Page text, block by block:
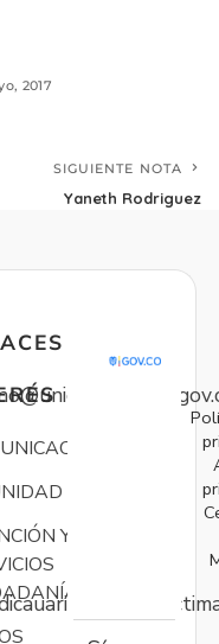
2017
SIGUIENTE NOTA
Yaneth Rodriguez
Y